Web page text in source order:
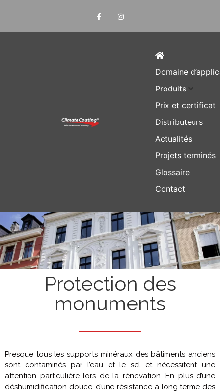
Domaine
Produits
Prix et certificat
Distributeurs
Actualités
Projets terminés
Glossaire
Contact
Protection des
monuments
Presque tous les supports minéraux des bâtiments anciens
sont contaminés par l’eau et le sel et nécessitent une
attention particulière lors de la rénovation. En plus d’une
déshumidification douce, d’une résistance à long terme des